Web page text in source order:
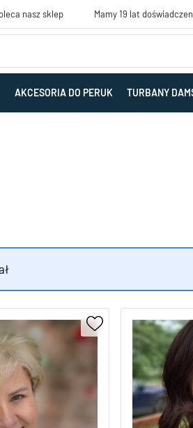
nasz sklep Mamy 19 lat
AKCESORIA DO PERUK TURBANY